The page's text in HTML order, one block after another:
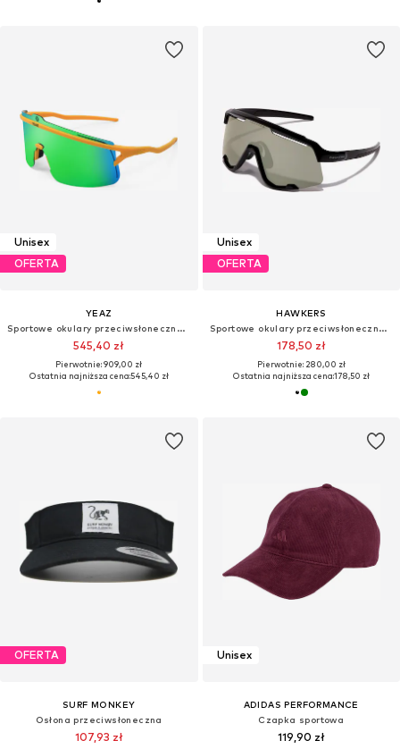
Unisex
OFERTA
YEAZ
Sportowe okulary przeciwsłoneczne 'Sunshade'
545,40 zł
Pierwotnie: 909,00 zł
Ostatnia najniższa cena:545,40 zł
Unisex
OFERTA
HAWKERS
Sportowe okulary przeciwsłoneczne 'Power'
178,50 zł
Pierwotnie: 280,00 zł
Ostatnia najniższa cena:178,50 zł
OFERTA
SURF MONKEY
Osłona przeciwsłoneczna
107,93 zł
Unisex
ADIDAS PERFORMANCE
Czapka sportowa
119,90 zł